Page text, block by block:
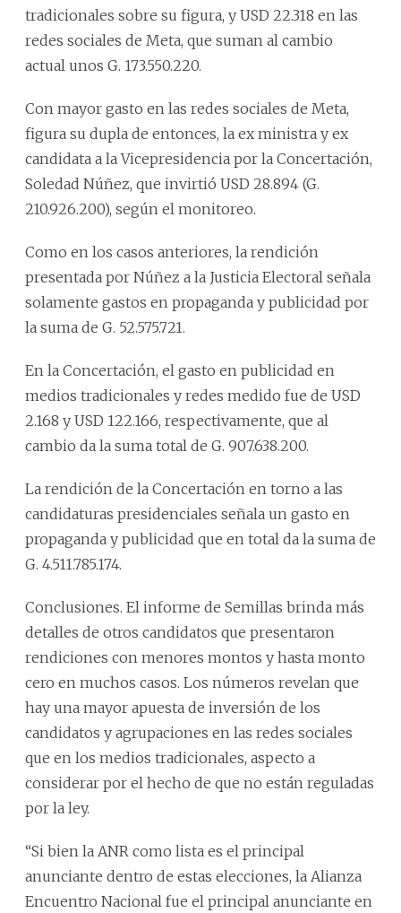
tradicionales sobre su figura, y USD 22.318 en las
redes sociales de Meta, que suman al cambio
actual unos G. 173.550.220.
Con mayor gasto en las redes sociales de Meta,
figura su dupla de entonces, la ex ministra y ex
candidata a la Vicepresidencia por la Concertación,
Soledad Núñez, que invirtió USD 28.894 (G.
210.926.200), según el monitoreo.
Como en los casos anteriores, la rendición
presentada por Núñez a la Justicia Electoral señala
solamente gastos en propaganda y publicidad por
la suma de G. 52.575.721.
En la Concertación, el gasto en publicidad en
medios tradicionales y redes medido fue de USD
2.168 y USD 122.166, respectivamente, que al
cambio da la suma total de G. 907.638.200.
La rendición de la Concertación en torno a las
candidaturas presidenciales señala un gasto en
propaganda y publicidad que en total da la suma de
G. 4.511.785.174.
Conclusiones. El informe de Semillas brinda más
detalles de otros candidatos que presentaron
rendiciones con menores montos y hasta monto
cero en muchos casos. Los números revelan que
hay una mayor apuesta de inversión de los
candidatos y agrupaciones en las redes sociales
que en los medios tradicionales, aspecto a
considerar por el hecho de que no están reguladas
por la ley.
“Si bien la ANR como lista es el principal
anunciante dentro de estas elecciones, la Alianza
Encuentro Nacional fue el principal anunciante en